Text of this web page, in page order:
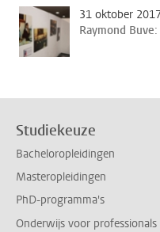
31 oktober
Raymond
Studiekeuze
Bacheloropleidingen
Masteropleidingen
PhD-programma's
Onderwijs voor professionals